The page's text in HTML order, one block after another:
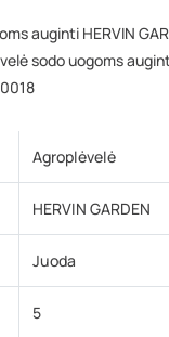
1, Druskininkai- 0
Ukmergė- 0
64, Zarasai
auginti HERVIN
sodo uogoms
Agroplėvelė
HERVIN GARDEN
Juoda
5